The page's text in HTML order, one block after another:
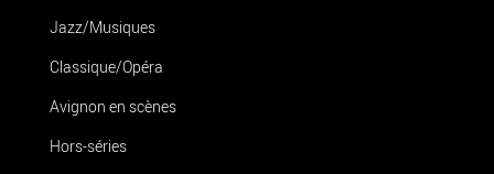
Jazz/Musiques
Classique/Opéra
Avignon en scènes
Hors-séries